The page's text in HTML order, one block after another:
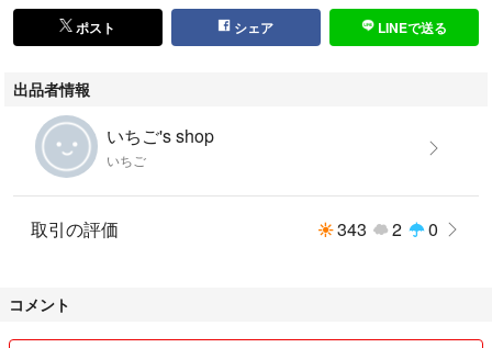
ポスト シェア LINEで送る
出品者情報
いちご's shop
いちご
取引の評価 343 2 0
コメント